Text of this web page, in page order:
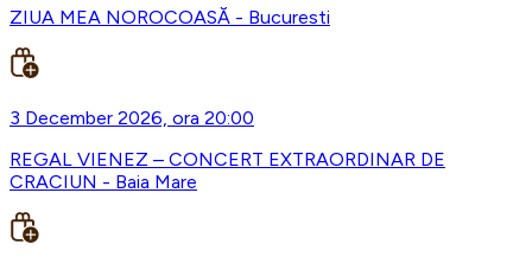
ZIUA MEA NOROCOASĂ - Bucuresti
3 December 2026, ora 20:00
REGAL VIENEZ – CONCERT EXTRAORDINAR DE
CRACIUN - Baia Mare